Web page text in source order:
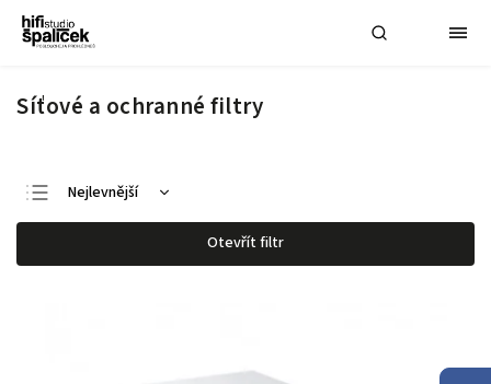
Síťové a ochranné filtry
Nejlevnější
Nejdražší
Nejprodávanější
Otevřít filtr